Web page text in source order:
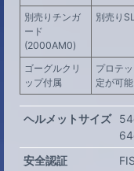
別売りチンガ
ード
(2000AM0)
別売り
ゴーグルクリ
ップ付属
プロテ
定が可能
ヘルメットサイズ
安全認証